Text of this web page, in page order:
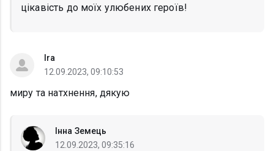
цікавість до моїх улюбених героїв!
Ira
12.09.2023, 09:10:53
миру та натхнення, дякую
Інна Земець
12.09.2023, 09:35:16